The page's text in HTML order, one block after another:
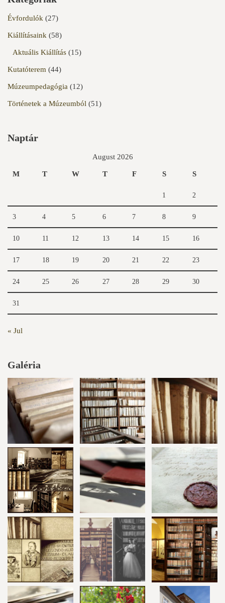
Évfordulók (27)
Kiállításaink (58)
Aktuális Kiállítás (15)
Kutatóterem (44)
Múzeumpedagógia (12)
Történetek a Múzeumból (51)
Naptár
August 2026
M T W T F S S
1 2
3 4 5 6 7 8 9
10 11 12 13 14 15 16
17 18 19 20 21 22 23
24 25 26 27 28 29 30
31
« Jul
Galéria